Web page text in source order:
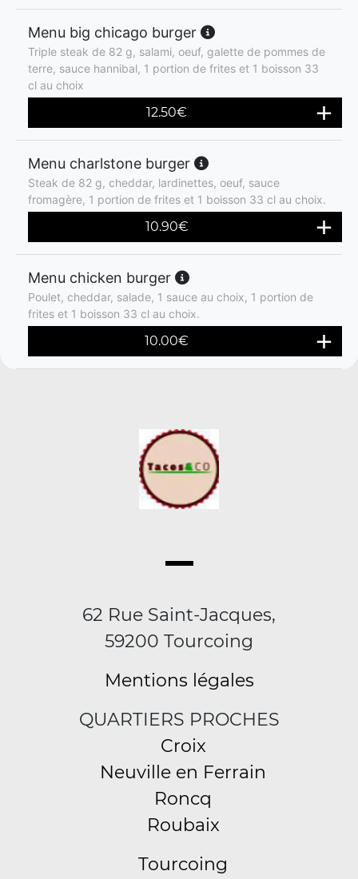
Menu big chicago burger
Triple steak de 82 g, salami, oeuf, galette de pommes de
terre, sauce hannibal, 1 portion de frites et 1 boisson 33
cl au choix
12.50€
Menu charlstone burger
Steak de 82 g, cheddar, lardinettes, oeuf, sauce
fromagère, 1 portion de frites et 1 boisson 33 cl au choix.
10.90€
Menu chicken burger
Poulet, cheddar, salade, 1 sauce au choix, 1 portion de
frites et 1 boisson 33 cl au choix.
10.00€
62 Rue Saint-Jacques,
59200 Tourcoing
Mentions légales
QUARTIERS PROCHES
Croix
Neuville en Ferrain
Roncq
Roubaix
Tourcoing